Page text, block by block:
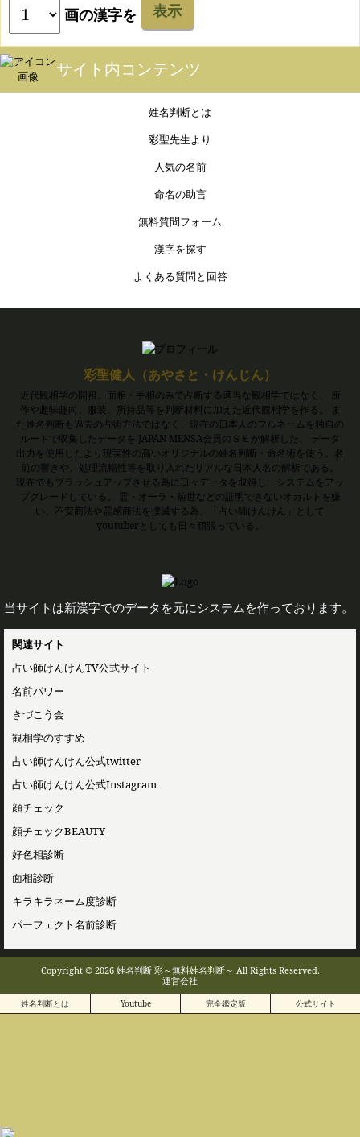
画の漢字を 表示
サイト内コンテンツ
姓名判断とは
彩聖先生より
人気の名前
命名の助言
無料質問フォーム
漢字を探す
よくある質問と回答
彩聖健人（あやさと・けんじん）
近代観相学の開祖。面相・手相のみで占断する適当な観相学ではなく、 所
作や趣味趣向、服装、所持品等を判断材料に加えた近代観相学を作る。 ま
た姓名判断も過去の占術方法ではなく、現在の日本人のフルネームを独自の
ルートで収集したデータを JAPAN MENSA会員のＳＥが解析した、 データ
出力を使用したより現実性の高いオリジナルの姓名判断・命名術を使う。名
前の響きや、処理流暢性等を取り入れたリアルな日本人名の解析である。
現在でもブラッシュアップさせる為に日々データを取得し、システムをアッ
プグレードしている。 霊・オーラ・前世などの証明できないオカルトを嫌
い、不安商法や霊感商法を撲滅する為、「占い師けんけん」として
youtuberとしても日々頑張っている。
当サイトは新漢字でのデータを元にシステムを作っております。
関連サイト
占い師けんけんTV公式サイト
名前パワー
きづこう会
観相学のすすめ
占い師けんけん公式twitter
占い師けんけん公式Instagram
顔チェック
顔チェックBEAUTY
好色相診断
面相診断
キラキラネーム度診断
パーフェクト名前診断
Copyright © 2026 姓名判断 彩～無料姓名判断～ All Rights Reserved.
運営会社
姓名判断とは Youtube 完全鑑定版 公式サイト